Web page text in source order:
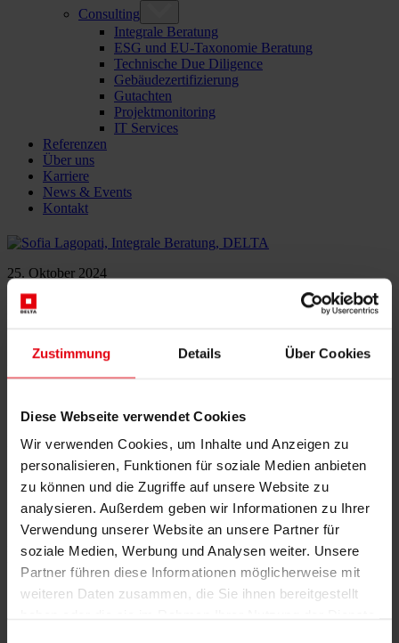
Zustimmung Details Über Cookies
Diese Webseite verwendet Cookies
Wir verwenden Cookies, um Inhalte und Anzeigen zu
personalisieren, Funktionen für soziale Medien anbieten
zu können und die Zugriffe auf unsere Website zu
analysieren. Außerdem geben wir Informationen zu Ihrer
Verwendung unserer Website an unsere Partner für
soziale Medien, Werbung und Analysen weiter. Unsere
Partner führen diese Informationen möglicherweise mit
weiteren Daten zusammen, die Sie ihnen bereitgestellt
Consulting
Integrale Beratung
ESG und EU-Taxonomie Beratung
Technische Due Diligence
Gebäudezertifizierung
Gutachten
Projektmonitoring
IT Services
Referenzen
Über uns
Karriere
News & Events
Kontakt
25. Oktober 2024
DELTA ist jetzt BREEAM AT lizenziert für Neubauten und
EY Entrepreneur Of The Year 2024: Wolfgang Kradischnig
9. Oktober 2024
In Gedenken an DI Dr. Michael Vatter: Unternehmer und
begeisterter Musiker mit Herz für Soziales